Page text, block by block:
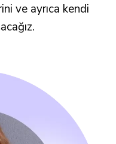
ve ayrıca kendi